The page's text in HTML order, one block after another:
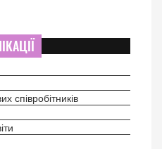
співробітників